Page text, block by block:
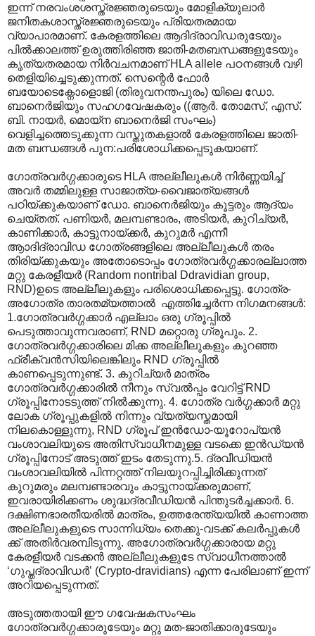
ഇന്ന് നരവംശശസ്ത്രജ്ഞരുടെയും മോളിക്യുലാര്‍
ജനിതകശാസ്ത്രജ്ഞരുടെയും പ്രിയതരമായ
വ്യാപാരമാണ്. കേരളത്തിലെ ആദിദ്രാവിഡരുടേയും
പില്‍ക്കാലത്ത് ഉരുത്തിരിഞ്ഞ ജാതി-മതബന്ധങ്ങളുടേയും
കൃത്യതരമായ നിര്‍വചനമാണ് HLA allele പഠനങ്ങള്‍ വഴി
തെളിയിച്ചെടുക്കുന്നത്. സെന്റെര്‍ ഫോര്‍
ബയോടെക്നോളൊജി (തിരുവനന്തപുരം) യിലെ ഡോ.
ബാനെര്‍ജിയും സഹഗവേഷകരും ((ആര്‍. തോമസ്, എസ്.
ബി. നായര്‍, മൊയ്ന ബാനെര്‍ജി സംഘം)
വെളിച്ചത്തെടുക്കുന്ന വസ്തുതകളാല്‍‍ കേരളത്തിലെ ജാതി-
മത ബന്ധങ്ങള്‍ പുന:പരിശോധിക്കപ്പെടുകയാണ്.
ഗോത്രവര്‍ഗ്ഗക്കാരുടെ HLA അല്ലീലുകള്‍ നിര്‍ണ്ണയിച്ച്
അവര്‍ തമ്മിലുള്ള സാജാത്യ-വൈജാത്യങ്ങള്‍
പഠിയ്ക്കുകയാണ് ഡോ. ബാനെര്‍ജിയും കൂട്ടരും ആദ്യം
ചെയ്തത്. പണിയര്‍, മലമ്പണ്ടാരം, അടിയര്‍, കുറിച്യര്‍,
കാണിക്കാര്‍, കാട്ടുനായ്ക്കര്‍, കുറുമര്‍ എന്നീ
ആ‍ാദിദ്രാവിഡ ഗോത്രങ്ങളിലെ അല്ലീലുകള്‍ തരം
തിരിയ്ക്കുകയും അതോടൊപ്പം ഗോത്രവര്‍ഗ്ഗക്കാരല്ലാത്ത
മറ്റു കേരളീയര്‍ (Random nontribal Ddravidian group,
RND)ഉടെ അല്ലീലുകളും പരിശൊധിക്കപ്പെട്ടു. ഗോത്ര-
അഗോത്ര താരതമ്യത്താല്‍ ‍ എത്തിച്ചേര്‍ന്ന നിഗമനങ്ങള്‍:
1.ഗോത്രവര്‍ഗ്ഗക്കാര്‍ എല്ലാം ഒരു ഗ്രൂപ്പില്‍
പെടുത്താവുന്നവരാണ്, RND മറ്റൊരു ഗ്രൂപും. 2.
ഗോത്രവര്‍ഗ്ഗക്കാരിലെ മിക്ക അല്ലീലുകളും കുറഞ്ഞ
ഫ്രീക്വന്‍സിയിലെങ്കിലും RND ഗ്രൂപ്പില്‍
കാണപ്പെടുന്നുണ്ട്. 3. കുറിച്യര്‍ മാത്രം
ഗോത്രവര്‍ഗ്ഗക്കാരില്‍ നീനും സ്വല്‍പ്പം വേറിട്ട് RND
ഗ്രൂപ്പിനോടടുത്ത് നില്‍ക്കുന്നു. 4. ഗോത്ര വര്‍ഗ്ഗക്കാര്‍ മറ്റു
ലോക ഗ്രൂപ്പുകളില്‍ നിന്നും വ്യത്യസ്തമായി
നിലകൊള്ളുന്നു, RND ഗ്രൂപ് ഇന്‍ഡോ-യൂറോപ്യന്‍
വംശാവലിയുടെ അതിസ്വാധീനമുള്ള വടക്കെ ഇന്‍ഡ്യന്‍
ഗ്രൂപ്പിനോട് അടുത്ത് ഇടം തേടുന്നു.5. ദ്രവീഡിയന്‍
വംശാവലിയില്‍ പിന്നറ്റത്ത് നിലയുറപ്പിച്ചിരിക്കുന്നത്
കുറുമരും മലമ്പണ്ടാരവും കാട്ടുനായ്ക്കരുമാണ്,
ഇവരായിരിക്കണം ശുദ്ധദ്രവീഡിയന്‍ പിന്തുടര്‍ച്ചക്കാര്‍. 6.
ദക്ഷിണഭാരതീയരില്‍ മാത്രം, ഉത്തരേന്ത്യയില്‍ കാണാത്ത
അല്ലീലുകളുടെ സാന്നിധ്യം തെക്കു-വടക്ക് കലര്‍പ്പുകള്‍
ക്ക് അതിര്‍വരമ്പിടുന്നു. അഗോത്രവര്‍ഗ്ഗക്കാരായ മറ്റു
കേരളീയര്‍ വടക്കന്‍ അല്ലീലുകളുടേ സ്വാധീനത്താല്‍
‘ഗുപ്തദ്രാവിഡര്‍’‍ (Crypto-dravidians) എന്ന പേരിലാണ് ഇന്ന്
അറിയപ്പെടുന്നത്.
അടുത്തതായി ഈ ഗവേഷകസംഘം
ഗോത്രവര്‍ഗ്ഗക്കാരുടേയും മറ്റു മത-ജാതിക്കാരുടേയും